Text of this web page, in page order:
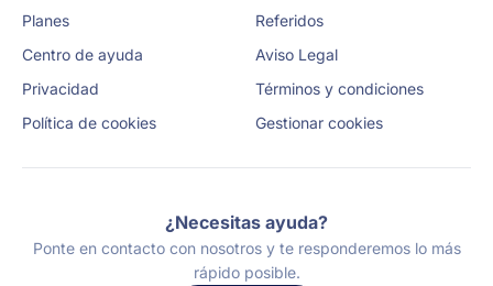
Planes
Referidos
Centro de ayuda
Aviso Legal
Privacidad
Términos y condiciones
Política de cookies
Gestionar cookies
¿Necesitas ayuda?
Ponte en contacto con nosotros y te responderemos lo más
rápido posible.